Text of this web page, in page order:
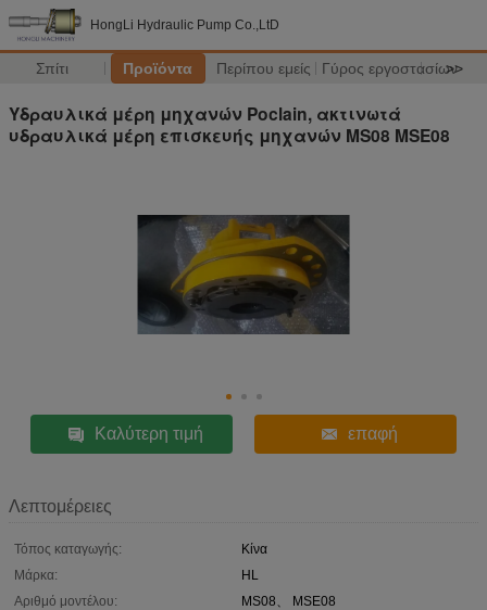
HongLi Hydraulic Pump Co.,LtD
Σπίτι Προϊόντα Περίπου εμείς Γύρος εργοστασίων
>>
Υδραυλικά μέρη μηχανών Poclain, ακτινωτά
υδραυλικά μέρη επισκευής μηχανών MS08 MSE08
Καλύτερη τιμή επαφή
Λεπτομέρειες
Τόπος καταγωγής:
Κίνα
Μάρκα:
HL
Αριθμό μοντέλου:
MS08、 MSE08